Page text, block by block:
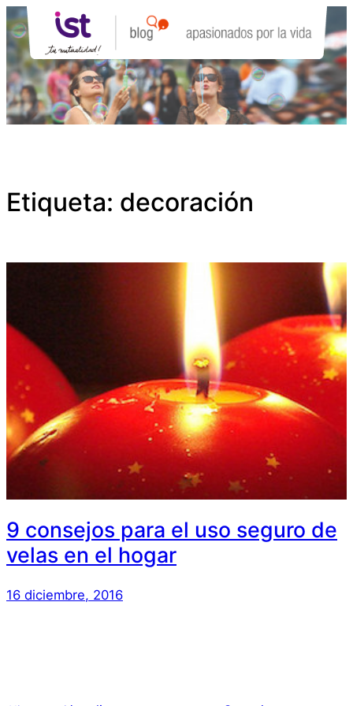
Saltar
al
contenido
Etiqueta: decoración
9 consejos para el uso seguro de
velas en el hogar
16 diciembre, 2016